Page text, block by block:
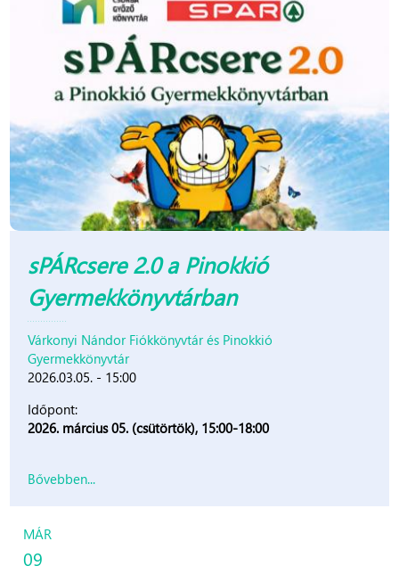
sPÁRcsere 2.0 a Pinokkió
Gyermekkönyvtárban
Várkonyi Nándor Fiókkönyvtár és Pinokkió
Gyermekkönyvtár
2026.03.05. - 15:00
Időpont:
2026. március 05. (csütörtök), 15:00-18:00
Bővebben...
MÁR
09